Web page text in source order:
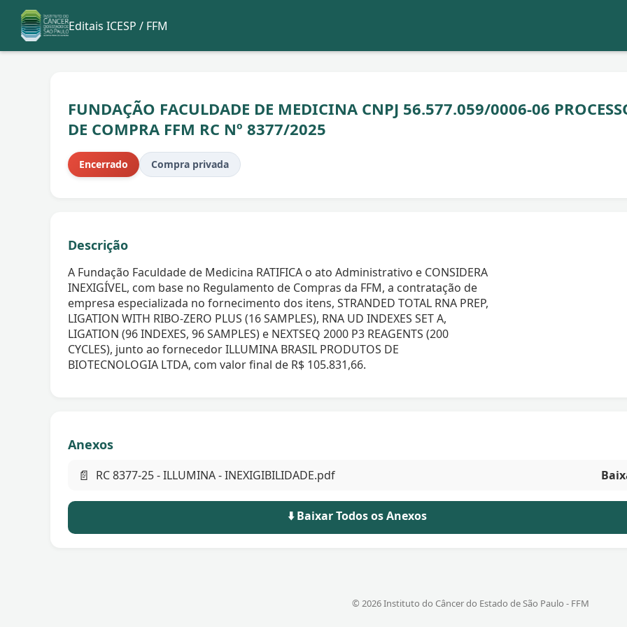
Editais ICESP / FFM
FUNDAÇÃO FACULDADE DE MEDICINA CNPJ 56.577.059/0006-06
DE COMPRA FFM RC Nº 8377/2025
Encerrado Compra privada
Descrição
A Fundação Faculdade de Medicina RATIFICA o ato Administrativo e CONSIDERA
INEXIGÍVEL, com base no Regulamento de Compras da FFM, a contratação de
empresa especializada no fornecimento dos itens, STRANDED TOTAL RNA PREP,
LIGATION WITH RIBO-ZERO PLUS (16 SAMPLES), RNA UD INDEXES SET A,
LIGATION (96 INDEXES, 96 SAMPLES) e NEXTSEQ 2000 P3 REAGENTS (200
CYCLES), junto ao fornecedor ILLUMINA BRASIL PRODUTOS DE
BIOTECNOLOGIA LTDA, com valor final de R$ 105.831,66.
Anexos
📄 RC 8377-25 - ILLUMINA - INEXIGIBILIDADE.pdf
⬇️ Baixar Todos os Anexos
© 2026 Instituto do Câncer do Estado de São Paulo - FFM